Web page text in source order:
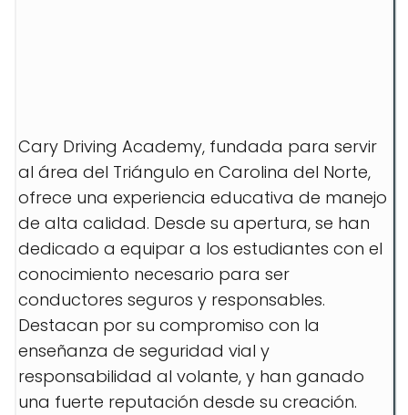
Cary Driving Academy, fundada para servir
al área del Triángulo en Carolina del Norte,
ofrece una experiencia educativa de manejo
de alta calidad. Desde su apertura, se han
dedicado a equipar a los estudiantes con el
conocimiento necesario para ser
conductores seguros y responsables.
Destacan por su compromiso con la
enseñanza de seguridad vial y
responsabilidad al volante, y han ganado
una fuerte reputación desde su creación.